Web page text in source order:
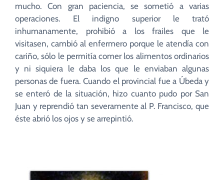
mucho. Con gran paciencia, se sometió a varias
operaciones. El indigno superior le trató
inhumanamente, prohibió a los frailes que le
visitasen, cambió al enfermero porque le atendía con
cariño, sólo le permitía comer los alimentos ordinarios
y ni siquiera le daba los que le enviaban algunas
personas de fuera. Cuando el provincial fue a Úbeda y
se enteró de la situación, hizo cuanto pudo por San
Juan y reprendió tan severamente al P. Francisco, que
éste abrió los ojos y se arrepintió.